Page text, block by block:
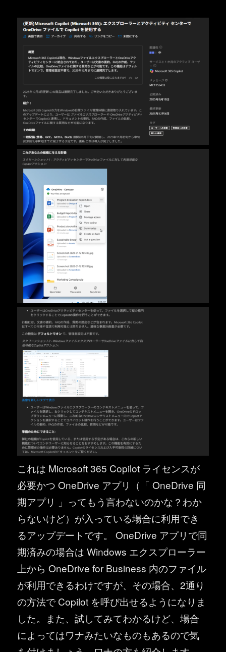
これは Microsoft 365 Copilot ライセンスが
必要かつ OneDrive アプリ（「 OneDrive 同
期アプリ 」ってもう言わないのかな？わか
らないけど）が入っている場合に利用でき
るアップデートです。 OneDrive アプリで同
期済みの場合は Windows エクスプローラー
上から OneDrive for Business 内のファイル
が利用できるわけですが、その場合、2通り
の方法で Copilot を呼び出せるようになりま
した。また、試してみてわかるけど、場合
によってはワナみたいなものもあるので気